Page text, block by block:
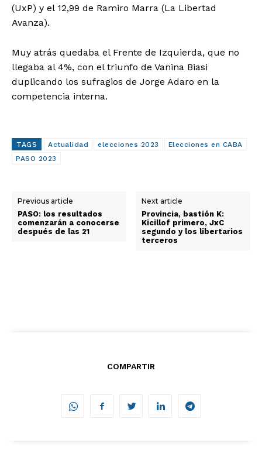
(UxP) y el 12,99 de Ramiro Marra (La Libertad
Avanza).
Muy atrás quedaba el Frente de Izquierda, que no
llegaba al 4%, con el triunfo de Vanina Biasi
duplicando los sufragios de Jorge Adaro en la
competencia interna.
TAGS Actualidad elecciones 2023
Elecciones en CABA
PASO 2023
Previous article
PASO: los resultados
comenzarán a conocerse
después de las 21
Next article
Provincia, bastión K:
Kicillof primero, JxC
segundo y los libertarios
terceros
COMPARTIR